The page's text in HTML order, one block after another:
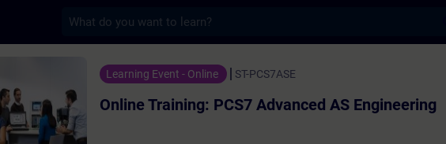
Training: PCS7 Advanced AS Engineering -
Learning Event - Online ST-PCS7ASE
Online Training: PCS7 Advanced AS Engineering